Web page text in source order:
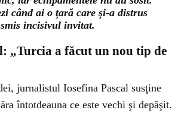
când ai o ţară care şi-a distrus
incisivul invitat.
„Turcia a făcut un nou tip de
jurnalistul Iosefina Pascal susţine
întotdeauna ce este vechi şi depăşit.